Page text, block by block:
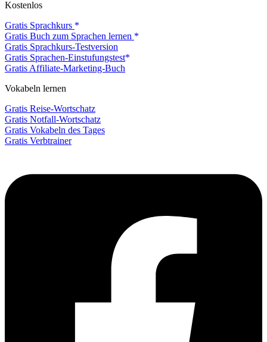
Kostenlos
Gratis Sprachkurs
Gratis Buch zum Sprachen lernen
Gratis Sprachkurs-Testversion
Gratis Sprachen-Einstufungstest
Gratis Affiliate-Marketing-Buch
Vokabeln lernen
Gratis Reise-Wortschatz
Gratis Notfall-Wortschatz
Gratis Vokabeln des Tages
Gratis Verbtrainer